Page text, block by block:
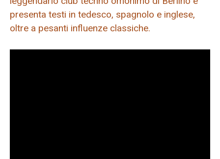
presenta testi in tedesco, spagnolo e inglese,
oltre a pesanti influenze classiche.